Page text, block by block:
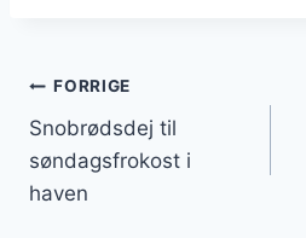
FORRIGE
Snobrødsdej til
søndagsfrokost i
haven